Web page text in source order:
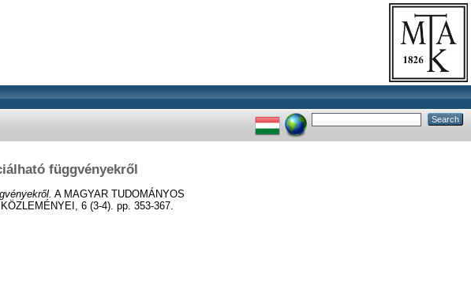
függvényekről
A MAGYAR TUDOMÁNYOS
6 (3-4). pp. 353-367.